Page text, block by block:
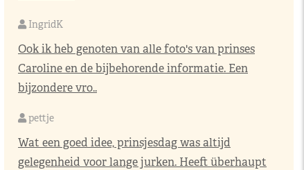
IngridK
Ook ik heb genoten van alle foto's van prinses
Caroline en de bijbehorende informatie. Een
bijzondere vro..
pettje
Wat een goed idee, prinsjesdag was altijd
gelegenheid voor lange jurken. Heeft überhaupt